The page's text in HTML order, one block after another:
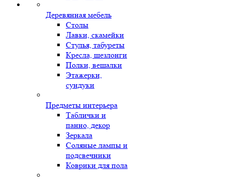
Деревянная мебель
Столы
Лавки, скамейки
Стулья, табуреты
Кресла, шезлонги
Полки, вешалки
Этажерки,
сундуки
Предметы интерьера
Таблички и
панно, декор
Зеркала
Соляные лампы и
подсвечники
Коврики для пола